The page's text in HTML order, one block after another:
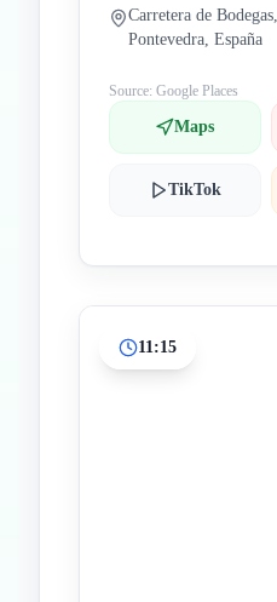
Carretera de
Pontevedra, España
Source: Google Places
Maps
TikTok
11:15